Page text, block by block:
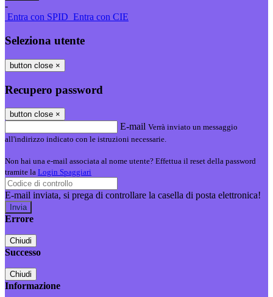
-
Entra con SPID Entra con CIE
Seleziona utente
button close ×
Recupero password
button close ×
E-mail Verrà inviato un messaggio
all'indirizzo indicato con le istruzioni necessarie.
Non hai una e-mail associata al nome utente? Effettua il reset della password
tramite la Login Spaggiari
E-mail inviata, si prega di controllare la casella di posta elettronica!
Errore
Chiudi
Successo
Chiudi
Informazione